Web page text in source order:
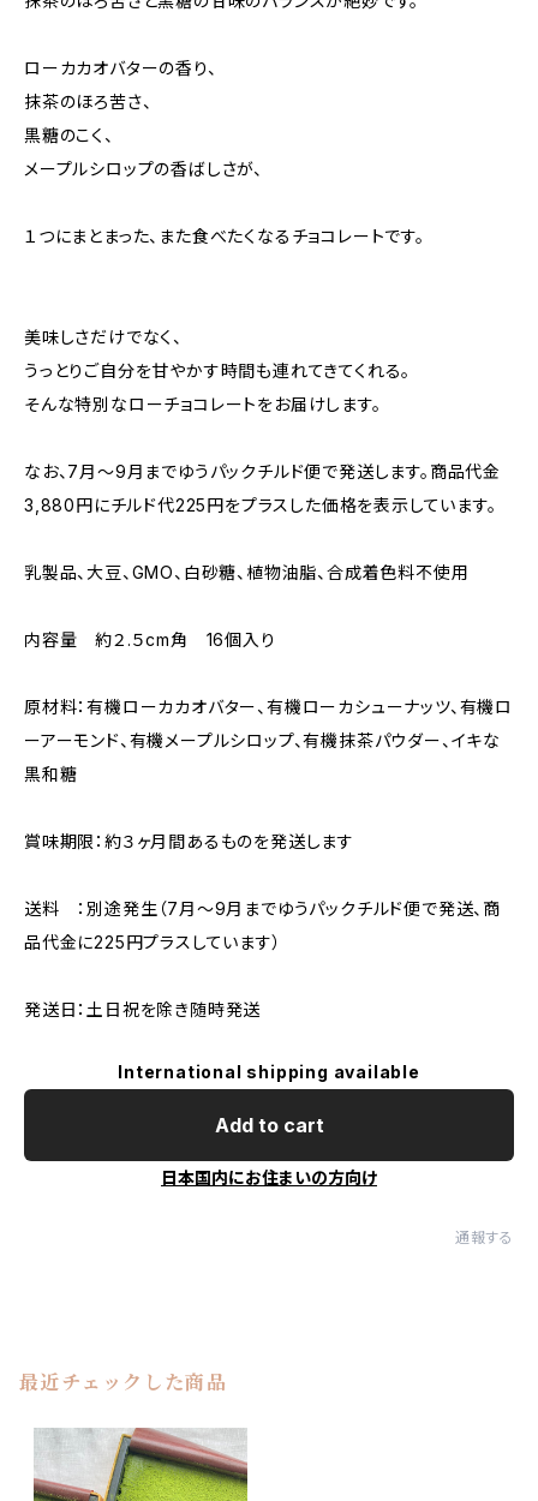
ローカカオバターの香り、
抹茶のほろ苦さ、
黒糖のこく、
メープルシロップの香ばしさが、
１つにまとまった、また食べたくなるチョコレートです。
美味しさだけでなく、
うっとりご自分を甘やかす時間も連れてきてくれる。
そんな特別なローチョコレートをお届けします。
なお、7月〜9月までゆうパックチルド便で発送します。商品代金
3,880円にチルド代225円をプラスした価格を表示しています。
乳製品、大豆、GMO、白砂糖、植物油脂、合成着色料不使用
内容量 約２.５cm角 16個入り
原材料：有機ローカカオバター、有機ローカシューナッツ、有機ロ
ーアーモンド、有機メープルシロップ、有機抹茶パウダー、イキな
黒和糖
賞味期限：約３ヶ月間あるものを発送します
送料 ：別途発生（7月〜9月までゆうパックチルド便で発送、商
品代金に225円プラスしています）
発送日：土日祝を除き随時発送
International shipping available
Add to cart
日本国内にお住まいの方向け
通報する
最近チェックした商品